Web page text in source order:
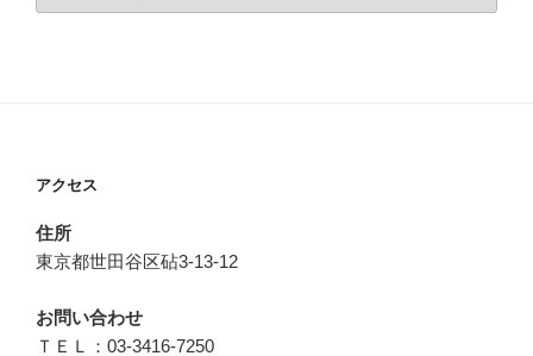
アクセス
住所
東京都世田谷区砧3-13-12
お問い合わせ
ＴＥＬ：03-3416-7250